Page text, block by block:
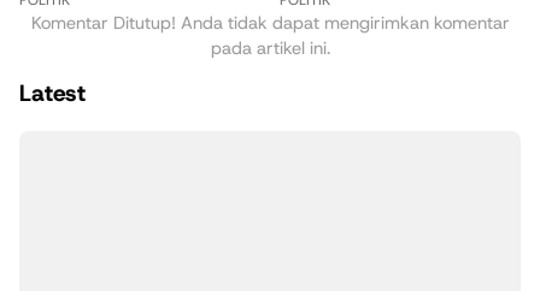
Komentar Ditutup! Anda tidak dapat mengirimkan komentar
pada artikel ini.
Latest